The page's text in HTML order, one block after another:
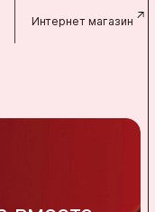
Интернет магазин